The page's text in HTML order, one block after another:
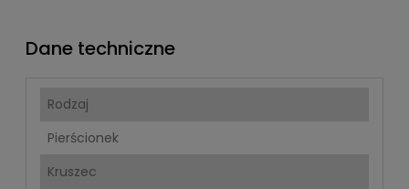
Dane techniczne
Rodzaj
Pierścionek
Kruszec